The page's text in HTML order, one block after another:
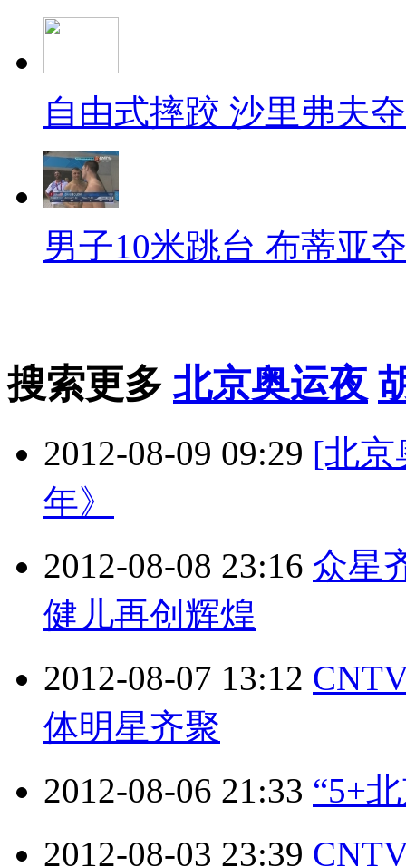
自由式摔跤 沙里弗夫
男子10米跳台 布蒂亚
搜索更多 北京奥运夜
2012-08-09 09:29 [北京
年》
2012-08-08 23:16 众星
健儿再创辉煌
2012-08-07 13:12
体明星齐聚
2012-08-06 21:33 “5+
2012-08-03 23:39